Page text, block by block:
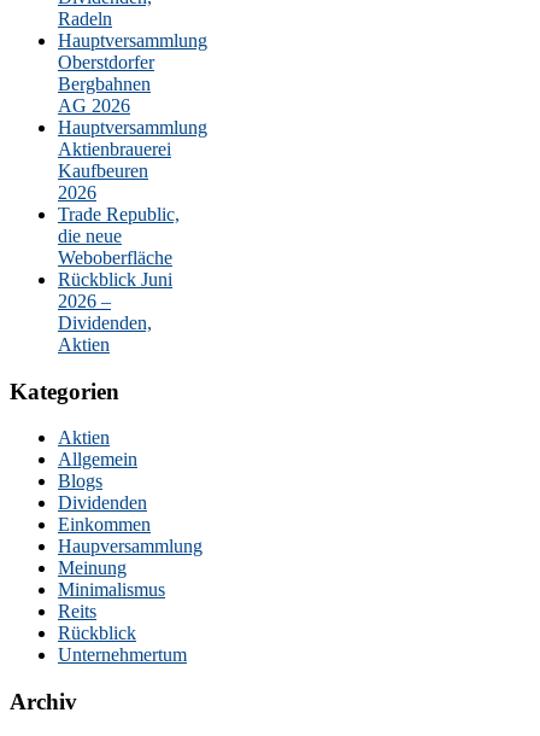
Radeln
Hauptversammlung
Oberstdorfer
Bergbahnen
AG 2026
Hauptversammlung
Aktienbrauerei
Kaufbeuren
2026
Trade Republic,
die neue
Weboberfläche
Rückblick Juni
2026 –
Dividenden,
Aktien
Kategorien
Aktien
Allgemein
Blogs
Dividenden
Einkommen
Haupversammlung
Meinung
Minimalismus
Reits
Rückblick
Unternehmertum
Archiv